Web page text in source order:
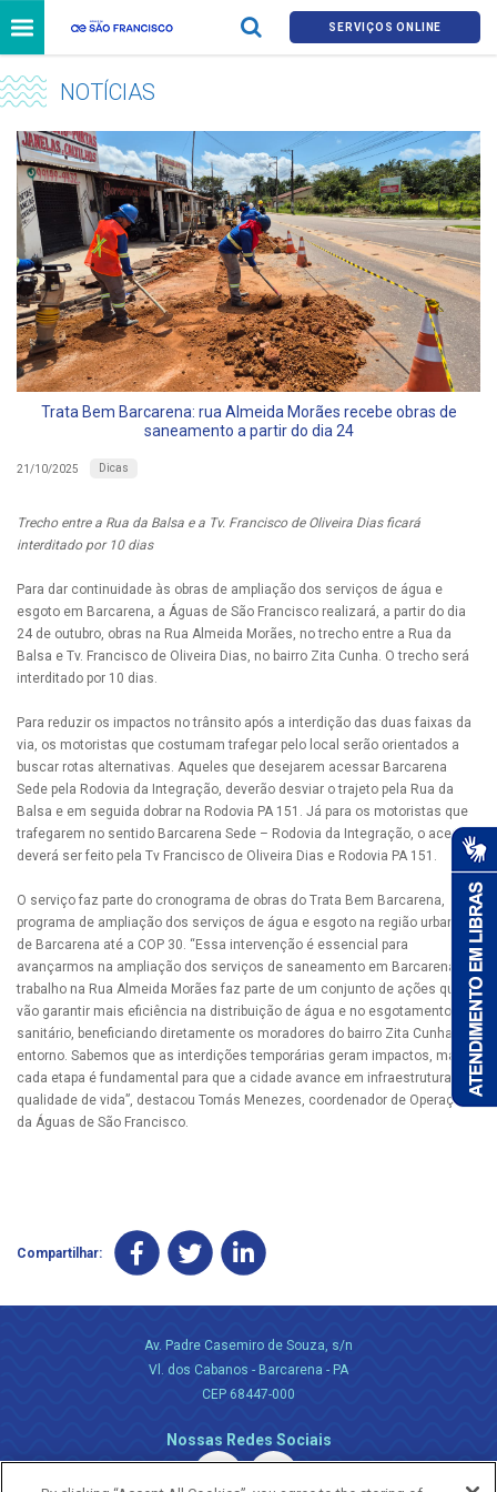
SERVIÇOS ONLINE
NOTÍCIAS
Trata Bem Barcarena: rua Almeida Morães recebe obras de
saneamento a partir do dia 24
21/10/2025 Dicas
Trecho entre a Rua da Balsa e a Tv. Francisco de Oliveira Dias ficará
interditado por 10 dias
Para dar continuidade às obras de ampliação dos serviços de água e
esgoto em Barcarena, a Águas de São Francisco realizará, a partir do dia
24 de outubro, obras na Rua Almeida Morães, no trecho entre a Rua da
Balsa e Tv. Francisco de Oliveira Dias, no bairro Zita Cunha. O trecho será
interditado por 10 dias.
Para reduzir os impactos no trânsito após a interdição das duas faixas da
via, os motoristas que costumam trafegar pelo local serão orientados a
buscar rotas alternativas. Aqueles que desejarem acessar Barcarena
Sede pela Rodovia da Integração, deverão desviar o trajeto pela Rua da
Balsa e em seguida dobrar na Rodovia PA 151. Já para os motoristas que
trafegarem no sentido Barcarena Sede – Rodovia da Integração, o acesso
deverá ser feito pela Tv Francisco de Oliveira Dias e Rodovia PA 151.
O serviço faz parte do cronograma de obras do Trata Bem Barcarena,
programa de ampliação dos serviços de água e esgoto na região urbana
de Barcarena até a COP 30. “Essa intervenção é essencial para
avançarmos na ampliação dos serviços de saneamento em Barcarena. O
trabalho na Rua Almeida Morães faz parte de um conjunto de ações que
vão garantir mais eficiência na distribuição de água e no esgotamento
sanitário, beneficiando diretamente os moradores do bairro Zita Cunha e
entorno. Sabemos que as interdições temporárias geram impactos, mas
cada etapa é fundamental para que a cidade avance em infraestrutura e
qualidade de vida”, destacou Tomás Menezes, coordenador de Operação
da Águas de São Francisco.
Compartilhar:
Av. Padre Casemiro de Souza, s/n
Vl. dos Cabanos - Barcarena - PA
CEP 68447-000
Nossas Redes Sociais